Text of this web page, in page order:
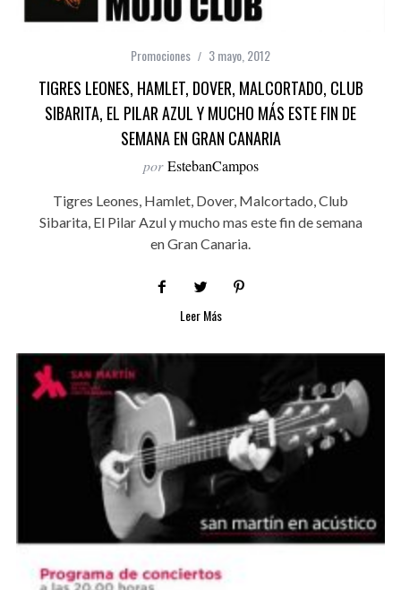
Promociones 3 mayo, 2012
TIGRES LEONES, HAMLET, DOVER, MALCORTADO, CLUB
SIBARITA, EL PILAR AZUL Y MUCHO MÁS ESTE FIN DE
SEMANA EN GRAN CANARIA
por EstebanCampos
Tigres Leones, Hamlet, Dover, Malcortado, Club
Sibarita, El Pilar Azul y mucho mas este fin de semana
en Gran Canaria.
Leer Más